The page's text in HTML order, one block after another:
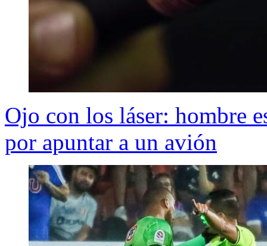
Ojo con los láser: hombre
por apuntar a un avión